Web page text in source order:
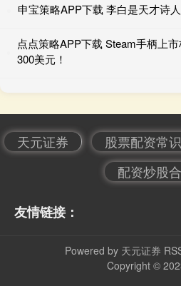
申宝策略APP下载 李白是天才诗
点点策略APP下载 Steam手柄上
300美元！
天元证券 股票配资常识
配资炒股
友情链接：
Powered by 天元证券
Copyright ©